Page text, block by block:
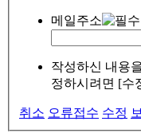
메일주소
작성하신 내용
정하시려면 [수
취소 오류접수 수정